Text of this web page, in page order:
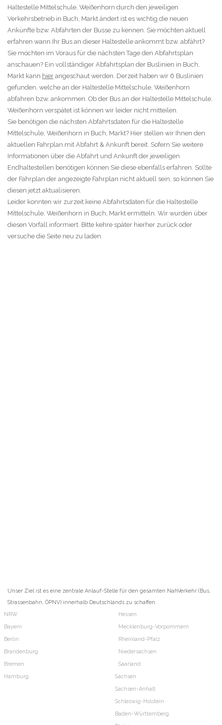
Haltestelle Mittelschule, Weißenhorn durch den jeweiligen
Verkehrsbetrieb in Buch, Markt ändert ist es wichtig die neuen
Ankünfte bzw. Abfahrten der Busse zu kennen. Sie möchten aktuell
erfahren wann Ihr Bus an dieser Haltestelle ankommt bzw. abfährt?
Sie möchten im Voraus für die nächsten Tage den Abfahrtsplan
anschauen? Ein vollständiger Abfahrtsplan der Buslinien in Buch,
Markt kann hier angeschaut werden. Derzeit haben wir 6 Buslinien
gefunden, welche an der Haltestelle Mittelschule, Weißenhorn
abfahren bzw. ankommen. Ob der Bus an der Haltestelle Mittelschule,
Weißenhorn verspätet ist können wir leider nicht mitteilen.
Sie benötigen die nächsten Abfahrtsdaten für die Haltestelle
Mittelschule, Weißenhorn in Buch, Markt? Hier stellen wir Ihnen den
aktuellen Fahrplan mit Abfahrt & Ankunft bereit. Sofern Sie weitere
Informationen über die Abfahrt und Ankunft der jeweiligen
Endhaltestellen benötigen können Sie diese ebenfalls erfahren. Sollte
der Fahrplan der angezeigte Fahrplan nicht aktuell sein, so können Sie
diesen jetzt aktualisieren.
Leider konnten wir zurzeit keine Abfahrtsdaten für die Haltestelle
Mittelschule, Weißenhorn in Buch, Markt ermitteln. Wir wurden über
diesen Vorfall informiert. Bitte kehre später hierher zurück oder
versuche die Seite neu zu laden.
Unser Ziel ist es eine zentrale Anlauf-Stelle für den gesamten NahVerkehr (Bus,
Strassenbahn, ÖPNV) innerhalb Deutschlands zu schaffen.
NRW
Bayern
Berlin
Brandenburg
Bremen
Hamburg
Hessen
Mecklenburg-Vorpommern
Rheinland-Pfalz
Niedersachsen
Saarland
Sachsen
Sachsen-Anhalt
Schleswig-Holstein
Baden-Württemberg